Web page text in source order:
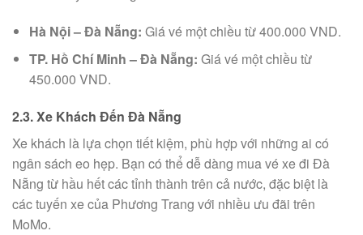
Hà Nội – Đà Nẵng: Giá vé một chiều từ 400.000 VND.
TP. Hồ Chí Minh – Đà Nẵng: Giá vé một chiều từ
450.000 VND.
2.3. Xe Khách Đến Đà Nẵng
Xe khách là lựa chọn tiết kiệm, phù hợp với những ai có
ngân sách eo hẹp. Bạn có thể dễ dàng mua vé xe đi Đà
Nẵng từ hầu hết các tỉnh thành trên cả nước, đặc biệt là
các tuyến xe của Phương Trang với nhiều ưu đãi trên
MoMo.